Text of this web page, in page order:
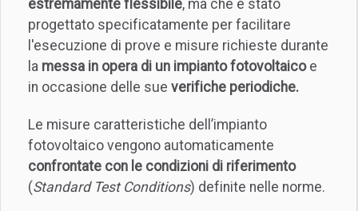
estremamente flessibile, ma che è stato
progettato specificatamente per facilitare
l'esecuzione di prove e misure richieste durante
la messa in opera di un impianto fotovoltaicoe
in occasione delle sue verifiche periodiche.
Le misure caratteristiche dell’impianto
fotovoltaico vengono automaticamente
confrontate con le condizioni di riferimento
(Standard Test Conditions) definite nelle norme.